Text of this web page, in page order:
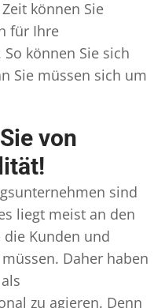
können Sie
für Ihre
können Sie sich
Sie müssen sich um
von
sind
liegt meist an den
Kunden und
Daher haben
zu agieren. Denn